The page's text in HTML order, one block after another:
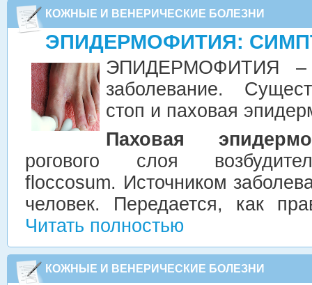
КОЖНЫЕ И ВЕНЕРИЧЕСКИЕ БОЛЕЗНИ
ЭПИДЕРМОФИТИЯ:
ЭПИДЕРМОФИТИЯ –
заболевание.
стоп и паховая
Паховая
рогового слоя
floccosum. Источником
человек. Передается, как
Читать полностью
КОЖНЫЕ И ВЕНЕРИЧЕСКИЕ БОЛЕЗНИ